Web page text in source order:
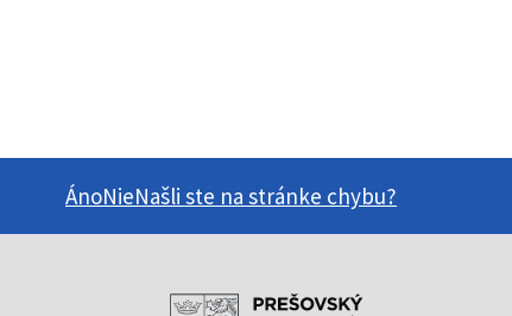
ÁnoNieNašli ste na stránke chybu?